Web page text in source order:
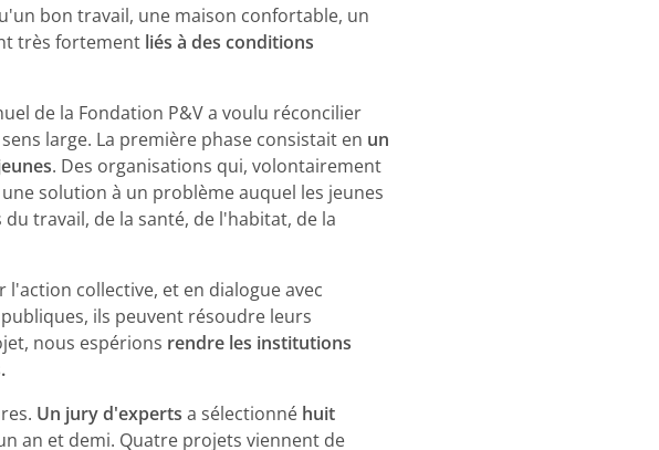
bon travail, une maison confortable, un
très fortement liés à des conditions
de la Fondation P&V a voulu réconcilier
large. La première phase consistait en un
. Des organisations qui, volontairement
solution à un problème auquel les jeunes
travail, de la santé, de l'habitat, de la
collective, et en dialogue avec
ils peuvent résoudre leurs
nous espérions rendre les institutions
Un jury d'experts a sélectionné huit
an et demi. Quatre projets viennent de